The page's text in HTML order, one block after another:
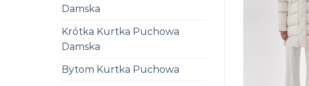
Damska
Krótka Kurtka Puchowa
Damska
Bytom Kurtka Puchowa